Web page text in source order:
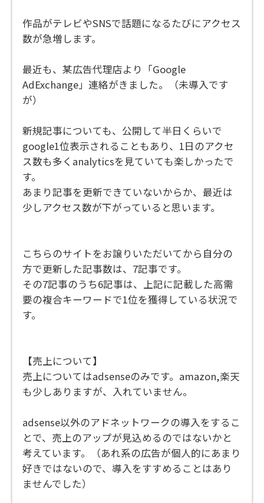
作品がテレビやSNSで話題になるたびにアクセス
数が急増します。
最近も、某広告代理店より「Google
AdExchange」連絡がきました。（未導入です
が）
新規記事についても、公開して半日くらいで
google1位表示されることもあり、1日のアクセ
ス数も多くanalyticsを見ていても楽しかったで
す。
あまり記事を更新できていないからか、最近は
少しアクセス数が下がっていると思います。
こちらのサイトをお譲りいただいてから自分の
方で更新した記事数は、7記事です。
その7記事のうち6記事は、上記に記載した高需
要の複合キーワードで1位を獲得している状況で
す。
【売上について】
売上についてはadsenseのみです。amazon,楽天
も少しありますが、入れていません。
adsense以外のアドネットワークの導入をするこ
とで、売上のアップが見込めるのではないかと
考えています。（あれ系の広告が個人的にあまり
好きではないので、導入をすすめることはあり
ませんでした）